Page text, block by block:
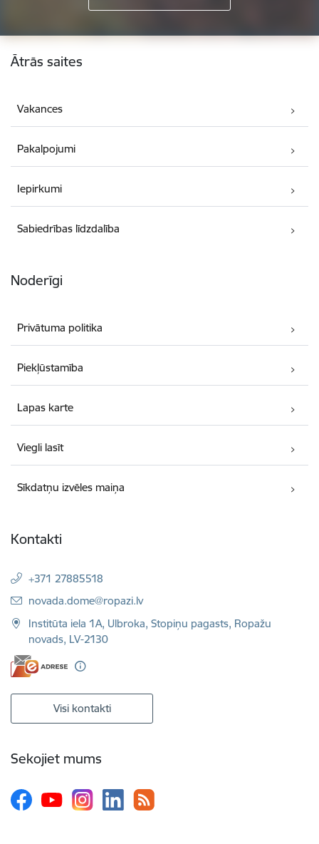
Kājene
Ātrās saites
Vakances
Pakalpojumi
Iepirkumi
Sabiedrības līdzdalība
Noderīgi
Privātuma politika
Piekļūstamība
Lapas karte
Viegli lasīt
Sīkdatņu izvēles maiņa
Kontakti
+371 27885518
E-pasts:
novada.dome@ropazi.lv
Institūta iela 1A, Ulbroka, Stopiņu pagasts, Ropažu
novads, LV-2130
Visi kontakti
Sekojiet mums